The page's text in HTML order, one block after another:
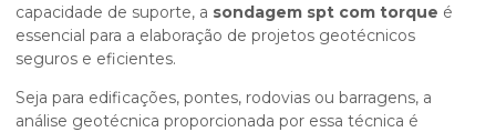
capacidade de suporte, a sondagem spt com torque é
essencial para a elaboração de projetos geotécnicos
seguros e eficientes.
Seja para edificações, pontes, rodovias ou barragens, a
análise geotécnica proporcionada por essa técnica é